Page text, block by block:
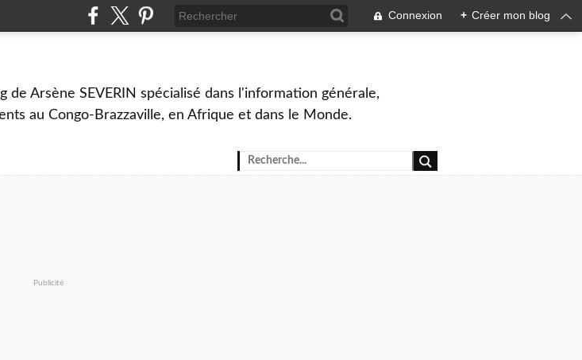
Connexion + Créer mon blog
de Arsène SEVERIN spécialisé dans l'information générale,
au Congo-Brazzaville, en Afrique et dans le Monde.
Publicité